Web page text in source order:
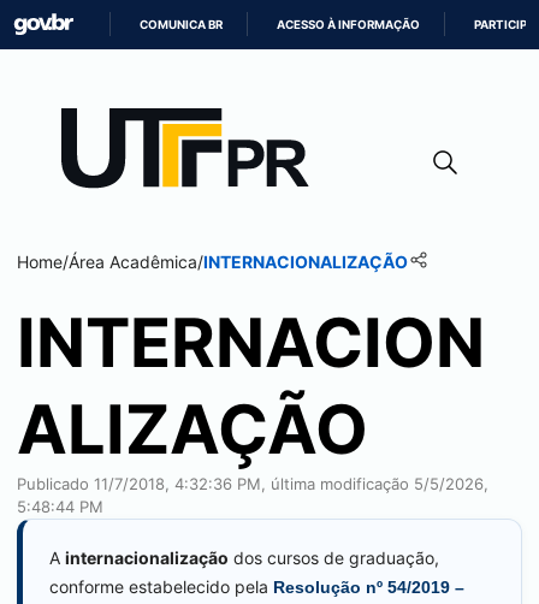
CONTEÚDO
COMUNICA BR ACESSO À INFORMAÇÃO PARTICIPE
Home/Área Acadêmica/INTERNACIONALIZAÇÃO
INTERNACION
ALIZAÇÃO
Publicado 11/7/2018, 4:32:36 PM, última modificação 5/5/2026,
5:48:44 PM
A internacionalização dos cursos de graduação,
conforme estabelecido pela Resolução nº 54/2019 –